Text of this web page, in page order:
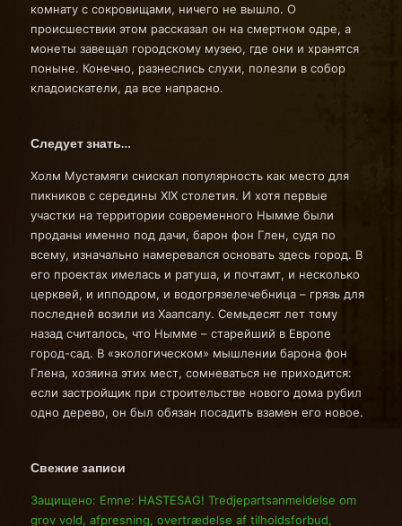
комнату с сокровищами, ничего не вышло. О
происшествии этом рассказал он на смертном одре, а
монеты завещал городскому музею, где они и хранятся
поныне. Конечно, разнеслись слухи, полезли в собор
кладоискатели, да все напрасно.
Следует знать…
Холм Мустамяги снискал популярность как место для
пикников с середины XIX столетия. И хотя первые
участки на территории современного Нымме были
проданы именно под дачи, барон фон Глен, судя по
всему, изначально намеревался основать здесь город. В
его проектах имелась и ратуша, и почтамт, и несколько
церквей, и ипподром, и водогрязелечебница – грязь для
последней возили из Хаапсалу. Семьдесят лет тому
назад считалось, что Нымме – старейший в Европе
город-сад. В «экологическом» мышлении барона фон
Глена, хозяина этих мест, сомневаться не приходится:
если застройщик при строительстве нового дома рубил
одно дерево, он был обязан посадить взамен его новое.
Свежие записи
Защищено: Emne: HASTESAG! Tredjepartsanmeldelse om
grov vold, afpresning, overtrædelse af tilholdsforbud,